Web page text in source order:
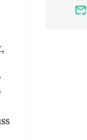
mark_email_read